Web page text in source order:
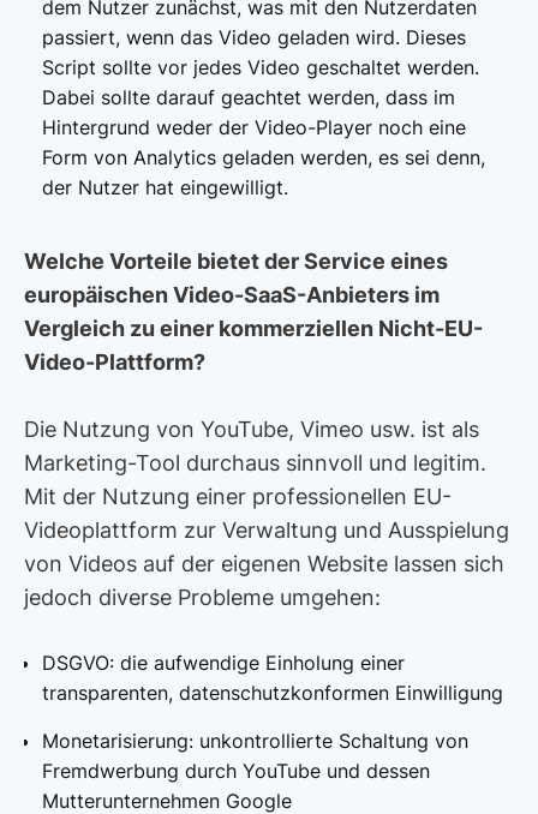
dem Nutzer zunächst, was mit den Nutzerdaten
passiert, wenn das Video geladen wird. Dieses
Script sollte vor jedes Video geschaltet werden.
Dabei sollte darauf geachtet werden, dass im
Hintergrund weder der Video-Player noch eine
Form von Analytics geladen werden, es sei denn,
der Nutzer hat eingewilligt.
Welche Vorteile bietet der Service eines
europäischen Video-SaaS-Anbieters im
Vergleich zu einer kommerziellen Nicht-EU-
Video-Plattform?
Die Nutzung von YouTube, Vimeo usw. ist als
Marketing-Tool durchaus sinnvoll und legitim.
Mit der Nutzung einer professionellen EU-
Videoplattform zur Verwaltung und Ausspielung
von Videos auf der eigenen Website lassen sich
jedoch diverse Probleme umgehen:
DSGVO: die aufwendige Einholung einer
transparenten, datenschutzkonformen Einwilligung
Monetarisierung: unkontrollierte Schaltung von
Fremdwerbung durch YouTube und dessen
Mutterunternehmen Google